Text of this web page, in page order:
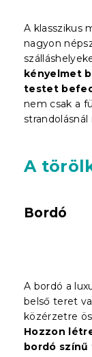
A klasszikus
nagyon
kényelmet
testet
nem csak a
strandolásnál
A
Bordó
A bordó a
belső teret
közérzetre
Hozzon
bordó